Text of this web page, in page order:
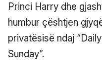
Princi Harry dhe
humbur çështjen
privatësisë ndaj
Sunday”.